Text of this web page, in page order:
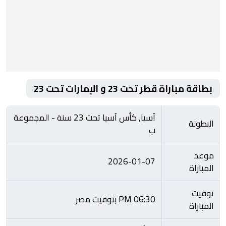
بطاقة مباراة قطر تحت 23 و الإمارات تحت 23
البطولة آسيا, كأس آسيا تحت 23 سنة - المجموعة
ب
موعد
المباراة
2026-01-07
توقيت
المباراة
06:30 PM بتوقيت مصر